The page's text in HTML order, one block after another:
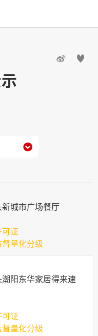
 

城市广场餐厅
证
量化分级
阳东华家居得来速
证
量化分级